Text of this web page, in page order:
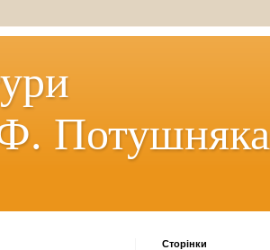
Потушняка
Сторінки